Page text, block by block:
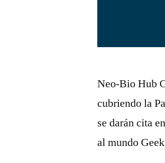
Neo-Bio Hub
cubriendo la
se darán cita
al mundo